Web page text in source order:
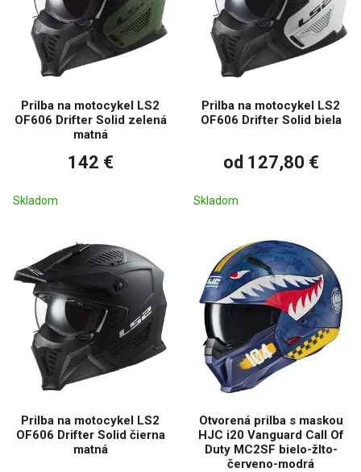
Prilba na motocykel LS2
OF606 Drifter Solid zelená
matná
142 €
Skladom
Prilba na motocykel LS2
OF606 Drifter Solid biela
od 127,80 €
Skladom
Prilba na motocykel LS2
OF606 Drifter Solid čierna
matná
Otvorená prilba s maskou
HJC i20 Vanguard Call Of
Duty MC2SF bielo-žlto-
červeno-modrá